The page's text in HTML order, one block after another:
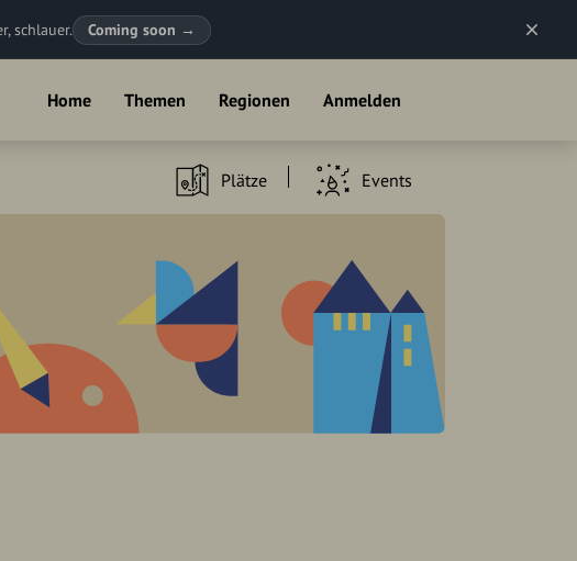
schlauer. Coming soon →
Home Themen Regionen Anmelden
Plätze Events